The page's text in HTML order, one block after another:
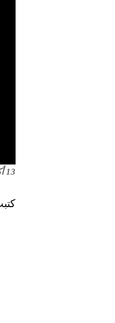
13 أكتوبر، 2023